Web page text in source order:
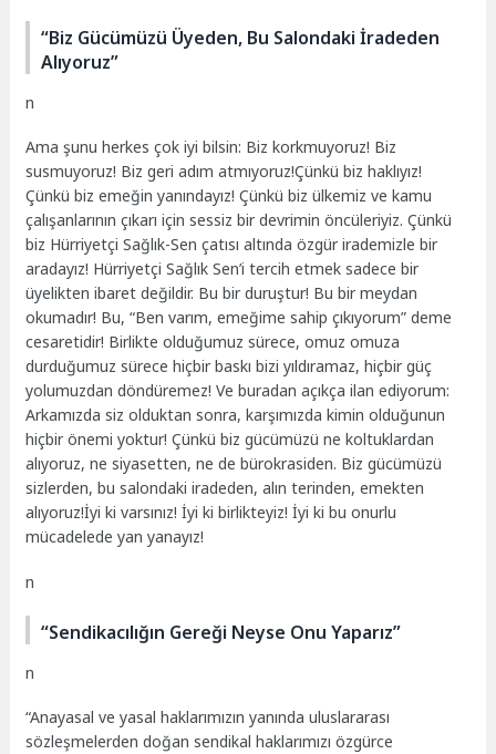
“Biz Gücümüzü Üyeden, Bu Salondaki İradeden
Alıyoruz”
n
Ama şunu herkes çok iyi bilsin: Biz korkmuyoruz! Biz
susmuyoruz! Biz geri adımatmıyoruz!Çünkü biz haklıyız!
Çünkü biz emeğin yanındayız! Çünkü biz ülkemiz ve kamu
çalışanlarının çıkarı için sessiz bir devrimin öncüleriyiz. Çünkü
biz HürriyetçiSağlık-Sen çatısı altında özgür irademizle bir
aradayız! Hürriyetçi Sağlık Sen’i tercih etmek sadece bir
üyelikten ibaret değildir. Bu bir duruştur! Bu bir meydan
okumadır! Bu, “Ben varım, emeğime sahip çıkıyorum” deme
cesaretidir! Birlikte olduğumuz sürece, omuz omuza
durduğumuz sürece hiçbir baskı bizi yıldıramaz, hiçbir güç
yolumuzdan döndüremez! Ve buradan açıkça ilan ediyorum:
Arkamızda siz olduktan sonra, karşımızda kimin olduğunun
hiçbir önemi yoktur!Çünkübiz gücümüzü ne koltuklardan
alıyoruz, ne siyasetten, ne de bürokrasiden. Biz gücümüzü
sizlerden, bu salondaki iradeden, alın terinden, emekten
alıyoruz!İyi ki varsınız! İyi ki birlikteyiz! İyi ki bu onurlu
mücadelede yan yanayız!
n
“Sendikacılığın Gereği Neyse Onu Yaparız”
n
“Anayasal ve yasal haklarımızın yanında uluslararası
sözleşmelerden doğan sendikal haklarımızı özgürce